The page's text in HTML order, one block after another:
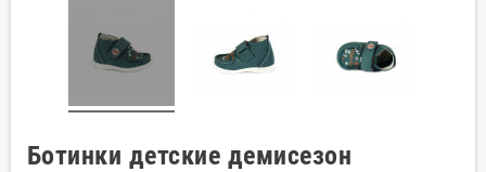
Ботинки детские демисезон